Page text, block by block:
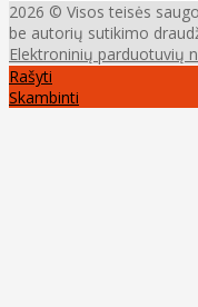
2026 © Visos teisės
be autorių sutikimo
Elektroninių parduotuvių
Rašyti
Skambinti